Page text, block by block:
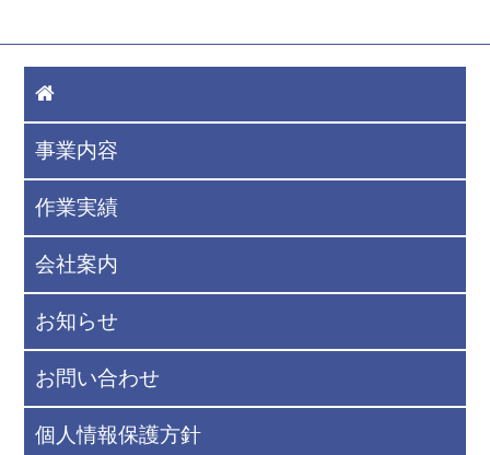
事業内容
作業実績
会社案内
お知らせ
お問い合わせ
個人情報保護方針